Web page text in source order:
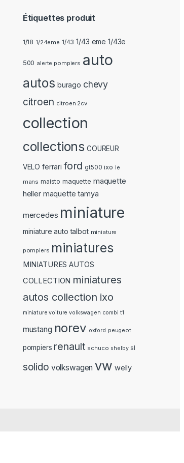
Étiquettes produit
1/18 1/24eme 1/43 1/43 eme 1/43e
500 alerte pompiers auto
autos burago chevy
citroen citroen 2cv
collection
collections COUREUR
VELO ferrari ford gt500 ixo le
mans maisto maquette maquette
heller maquette tamya
mercedes miniature
miniature auto talbot miniature
pompiers miniatures
MINIATURES AUTOS
COLLECTION miniatures
autos collection ixo
miniature voiture volkswagen combi t1
mustang norev oxford peugeot
pompiers renault schuco shelby sl
solido volkswagen vw welly